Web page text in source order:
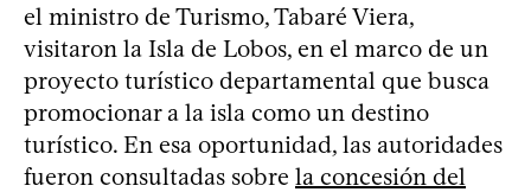
el ministro de Turismo, Tabaré Viera,
visitaron la Isla de Lobos, en el marco de un
proyecto turístico departamental que busca
promocionar a la isla como un destino
turístico. En esa oportunidad, las autoridades
fueron consultadas sobre la concesión del